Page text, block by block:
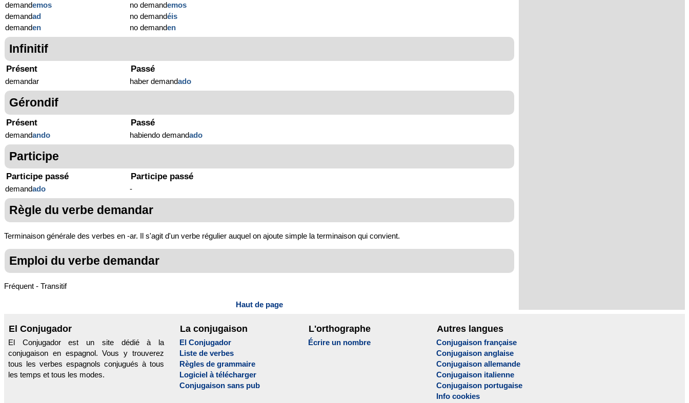
demandemos
demandad
demanden
no demandemos
no demandéis
no demanden
Infinitif
Présent
demandar
Passé
haber demandado
Gérondif
Présent
demandando
Passé
habiendo demandado
Participe
Participe passé
demandado
Participe passé
-
Règle du verbe demandar
Terminaison générale des verbes en -ar. Il s'agit d'un verbe régulier auquel on ajoute simple la terminaison qui convient.
Emploi du verbe demandar
Fréquent - Transitif
Haut de page
El Conjugador
El Conjugador est un site dédié à la
conjugaison en espagnol. Vous y trouverez
tous les verbes espagnols conjugués à tous
les temps et tous les modes.
La conjugaison
El Conjugador
Liste de verbes
Règles de grammaire
Logiciel à télécharger
Conjugaison sans pub
L'orthographe
Écrire un nombre
Autres langues
Conjugaison française
Conjugaison anglaise
Conjugaison allemande
Conjugaison italienne
Conjugaison portugaise
Info cookies